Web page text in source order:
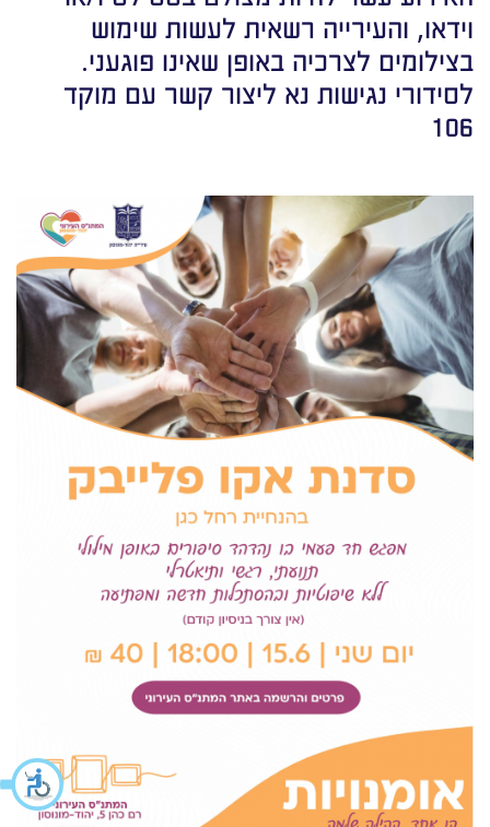
וידאו, והעירייה רשאית לעשות שימוש
בצילומים לצרכיה באופן שאינו פוגעני.
לסידורי נגישות נא ליצור קשר עם מוקד
106